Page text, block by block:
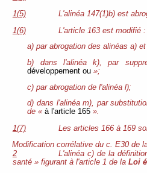
1(5)
L'alinéa 147(1)b) est
1(6)
L'article 163 est modifié :
a) par abrogation des alinéas a) et
b) dans l'alinéa k), par
développement ou »;
c) par abrogation de l'alinéa l);
d) dans l'alinéa m), par
de «à l'article 165 ».
1(7)
Les articles 166 à 169
Modification corrélative du c. E30 de
2
L'alinéa c) de la
santé » figurant à l'article 1 de la Loi